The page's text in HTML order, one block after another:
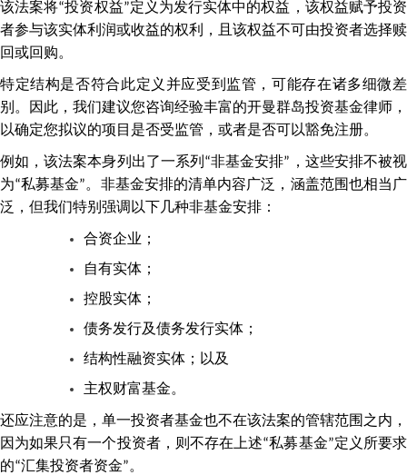
该法案将“投资权益”定义为发行实体中的权益，该权益赋予投资
者参与该实体利润或收益的权利，且该权益不可由投资者选择赎
回或回购。
特定结构是否符合此定义并应受到监管，可能存在诸多细微差
别。因此，我们建议您咨询经验丰富的开曼群岛投资基金律师，
以确定您拟议的项目是否受监管，或者是否可以豁免注册。
例如，该法案本身列出了一系列“非基金安排”，这些安排不被视
为“私募基金”。非基金安排的清单内容广泛，涵盖范围也相当广
泛，但我们特别强调以下几种非基金安排：
合资企业；
自有实体；
控股实体；
债务发行及债务发行实体；
结构性融资实体；以及
主权财富基金。
还应注意的是，单一投资者基金也不在该法案的管辖范围之内，
因为如果只有一个投资者，则不存在上述“私募基金”定义所要求
的“汇集投资者资金”。